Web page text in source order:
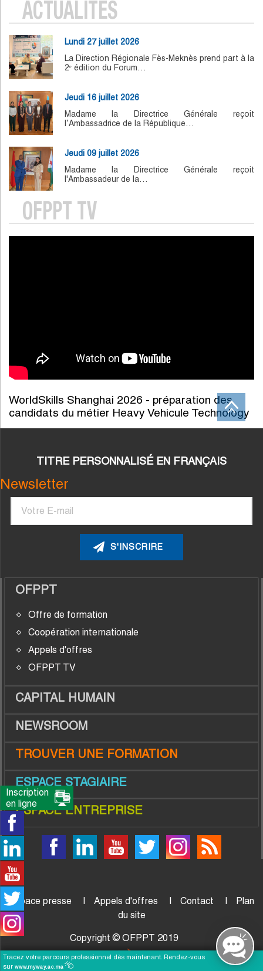
ACTUALITÉS
Lundi 27 juillet 2026
La Direction Régionale Fès-Meknès prend part à la
2ᵉ édition du Forum…
Jeudi 16 juillet 2026
Madame la Directrice Générale reçoit
l’Ambassadrice de la République…
Jeudi 09 juillet 2026
Madame la Directrice Générale reçoit
l'Ambassadeur de la…
OFPPT TV
WorldSkills Shanghai 2026 - préparation des
candidats du métier Heavy Vehicule Technology
TITRE PERSONNALISÉ EN FRANÇAIS
Newsletter
Courriel
OFPPT
Offre de formation
Coopération internationale
Appels d'offres
OFPPT TV
CAPITAL HUMAIN
NEWSROOM
TROUVER UNE FORMATION
ESPACE STAGIAIRE
ESPACE ENTREPRISE
Espace presse Appels d'offres Contact
Plan
du site
Copyright © OFPPT 2019
Inscription
en ligne
Tracez votre parcours professionnel dès maintenant. Rendez-vous
sur www.myway.ac.ma